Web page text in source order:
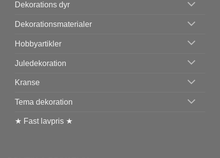
Dekorations dyr
Dekorationsmaterialer
Hobbyartikler
Juledekoration
Kranse
Tema dekoration
★ Fast lavpris ★